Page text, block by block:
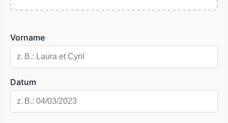
Vorname
Datum